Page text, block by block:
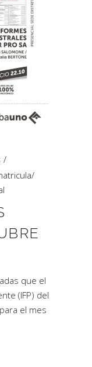
/
que el
(IFP) del
el mes